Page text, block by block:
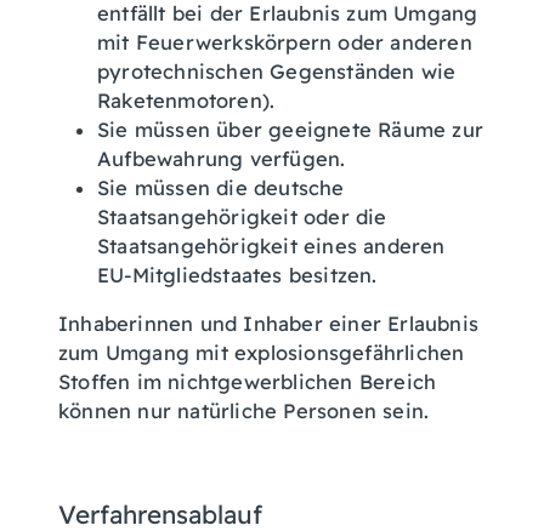
entfällt bei der Erlaubnis zum Umgang
mit Feuerwerkskörpern oder anderen
pyrotechnischen Gegenständen wie
Raketenmotoren).
Sie müssen über geeignete Räume zur
Aufbewahrung verfügen.
Sie müssen die deutsche
Staatsangehörigkeit oder die
Staatsangehörigkeit eines anderen
EU-Mitgliedstaates besitzen.
Inhaberinnen und Inhaber einer Erlaubnis
zum Umgang mit explosionsgefährlichen
Stoffen im nichtgewerblichen Bereich
können nur natürliche Personen sein.
Verfahrensablauf